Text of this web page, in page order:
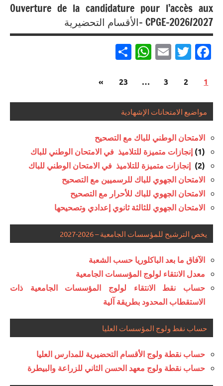
وما
دونه
Ouverture de la candidature pour l’accès aux
CPGE-2026/2027 -الأقسام التحضيرية
Facebook
Twitter
Email
WhatsApp
مباريات
مباريات
بالباك +
فوق
Pagination
publications
1
2
3
…
23
Articles
»
مواضيع الامتحانات الإشهادية
الامتحان الوطني للباك مع التصحيح
(1)
إنجازات متميزة للتلاميذ في الامتحان الوطني للباك
(2)
إنجازات متميزة للتلاميذ في الامتحان الوطني للباك
الامتحان الجهوي للباك للرسميين مع التصحيح
الامتحان الجهوي للباك للأحرار مع التصحيح
الامتحان الجهوي للثالثة ثانوي إعدادي وتصحيحها
يخص الترشيح للمؤسسات الجامعية – 2026-2027
الآفاق ما بعد الباكلوريا حسب الشعبة
معدل الانتقاء لولوج المؤسسات الجامعية
حساب نقط الانتقاء لولوج المؤسسات الجامعية ذات
الاستقطاب المحدود بطريقة آلية
حساب نقط ولوج المؤسسات العليا
حساب نقطة ولوج الأقسام التحضيرية للمدارس العليا
حساب نقطة ولوج معهد الحسن الثاني للزراعة والبيطرة